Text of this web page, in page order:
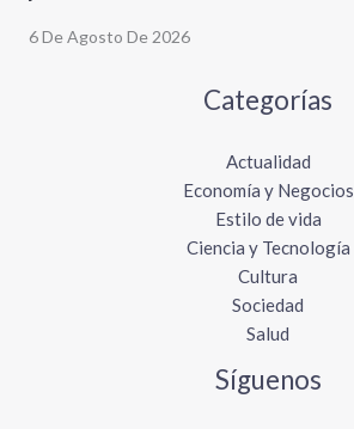
6 De Agosto De 2026
Categorías
Actualidad
Economía y Negocios
Estilo de vida
Ciencia y Tecnología
Cultura
Sociedad
Salud
Síguenos